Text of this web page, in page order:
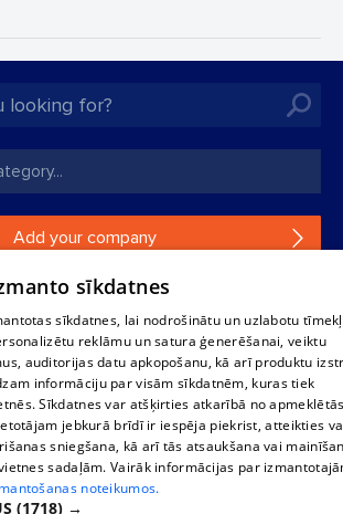
Add your company
is not in our database, please fill in a
of 1188 database, its parts or the
in the database, or parts of information in
Also automatic download is
of any material published on the
forbidden without the editorial license of
sīkdatnes
sīkdatnes, lai nodrošinātu un uzlabotu
reklāmu un satura ģenerēšanai, veiktu
auditorijas datu apkopošanu, kā arī produktu
informāciju par visām sīkdatnēm, kuras tiek
Sīkdatnes var atšķirties atkarībā no
jebkurā brīdī ir iespēja piekrist, atteikties
sniegšana, kā arī tās atsaukšana vai
sadaļām. Vairāk informācijas par
noteikumos.
(1718) →